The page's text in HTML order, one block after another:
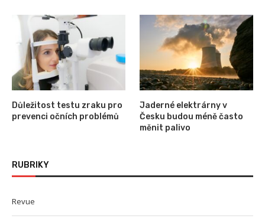
Důležitost testu zraku pro
prevenci očních problémů
Jaderné elektrárny v
Česku budou méně často
měnit palivo
RUBRIKY
Revue